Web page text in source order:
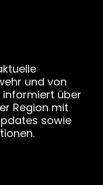
und von
informiert über
Region mit
sowie